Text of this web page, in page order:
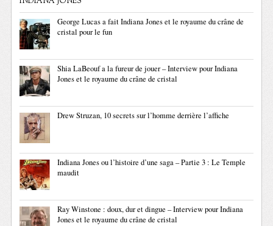
George Lucas a fait Indiana Jones et le royaume du crâne de
cristal pour le fun
Shia LaBeouf a la fureur de jouer – Interview pour Indiana
Jones et le royaume du crâne de cristal
Drew Struzan, 10 secrets sur l’homme derrière l’affiche
Indiana Jones ou l’histoire d’une saga – Partie 3 : Le Temple
maudit
Ray Winstone : doux, dur et dingue – Interview pour Indiana
Jones et le royaume du crâne de cristal